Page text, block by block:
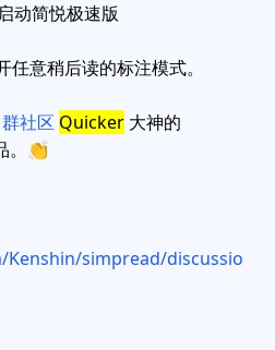
动简悦极速版
任意稍后读的标注模式。
社区 Quicker 大神的
👏
simpread/discussio